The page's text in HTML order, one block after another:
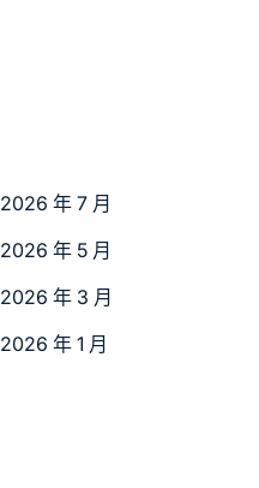
2026 年 7 月
2026 年 5 月
2026 年 3 月
2026 年 1 月